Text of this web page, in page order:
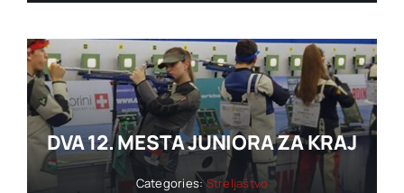
DVA 12. MESTA JUNIORA ZA KRAJ
Categories: Streljaštvo